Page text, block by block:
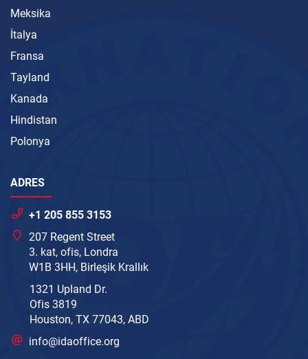
Meksika
İtalya
Fransa
Tayland
Kanada
Hindistan
Polonya
ADRES
+1 205 855 3153
207 Regent Street
3. kat, ofis, Londra
W1B 3HH, Birleşik Krallık
1321 Upland Dr.
Ofis 3819
Houston, TX 77043, ABD
info@idaoffice.org